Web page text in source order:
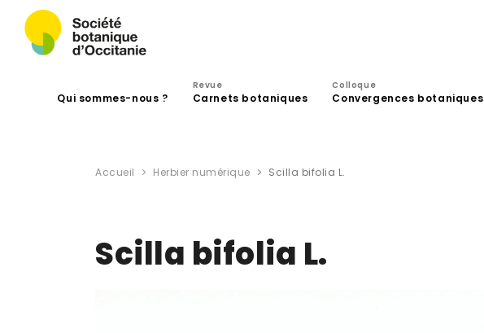
Qui sommes-nous ?
Revue
Carnets botaniques
Colloque
Convergences botaniques
Accueil Herbier numérique Scilla bifolia L.
Scilla bifolia L.